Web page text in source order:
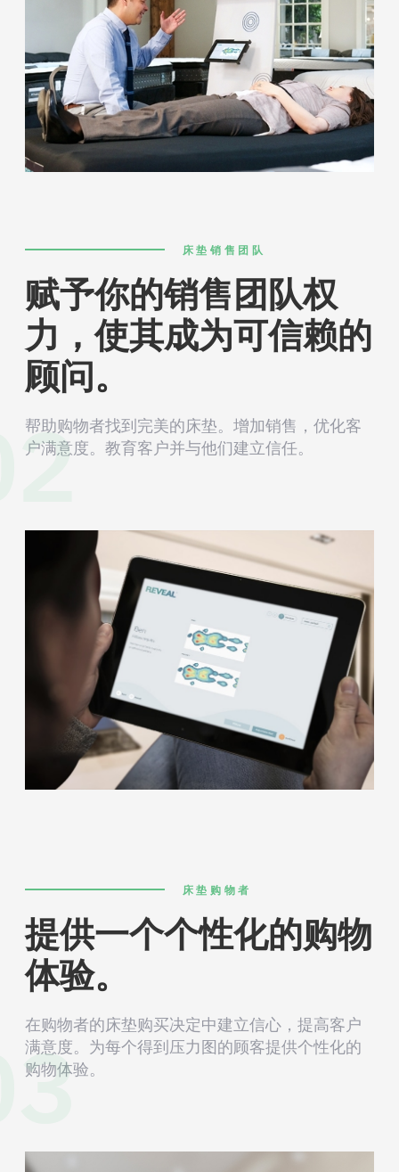
床垫销售团队
赋予你的销售团队权
力，使其成为可信赖的
顾问。
帮助购物者找到完美的床垫。增加销售，优化客
户满意度。教育客户并与他们建立信任。
床垫购物者
提供一个个性化的购物
体验。
在购物者的床垫购买决定中建立信心，提高客户
满意度。为每个得到压力图的顾客提供个性化的
购物体验。